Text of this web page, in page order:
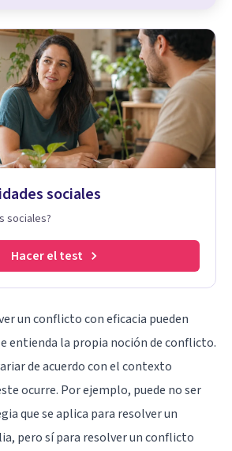
sociales
sociales?
Hacer el test
un conflicto con eficacia pueden
entienda la propia noción de conflicto.
de acuerdo con el contexto
ocurre. Por ejemplo, puede no ser
que se aplica para resolver un
pero sí para resolver un conflicto